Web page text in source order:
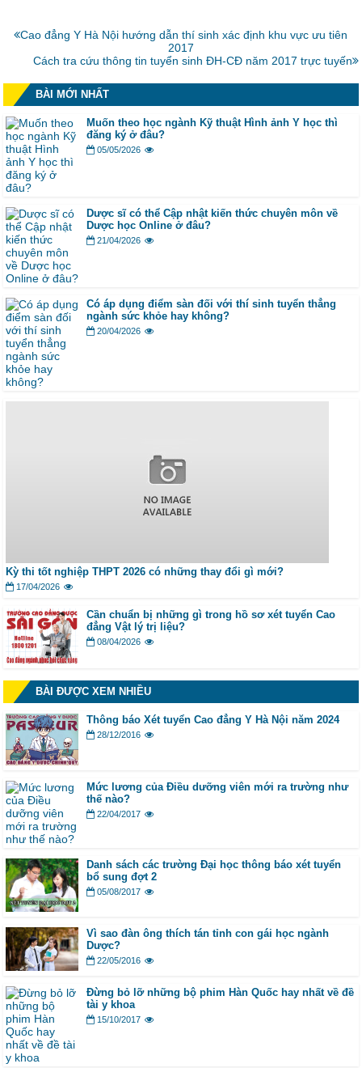
Bài
Cao đẳng Y Hà Nội hướng dẫn thí sinh xác định khu vực ưu tiên
2017
Bài
Cách tra cứu thông tin tuyển sinh ĐH-CĐ năm 2017 trực tuyến
BÀI MỚI NHẤT
Muốn theo học ngành Kỹ thuật Hình ảnh Y học thì
đăng ký ở đâu?
05/05/2026
Dược sĩ có thể Cập nhật kiến thức chuyên môn về
Dược học Online ở đâu?
21/04/2026
Có áp dụng điểm sàn đối với thí sinh tuyển thẳng
ngành sức khỏe hay không?
20/04/2026
Kỳ thi tốt nghiệp THPT 2026 có những thay đổi gì mới?
17/04/2026
Cần chuẩn bị những gì trong hồ sơ xét tuyển Cao
đẳng Vật lý trị liệu?
08/04/2026
BÀI ĐƯỢC XEM NHIỀU
Thông báo Xét tuyển Cao đẳng Y Hà Nội năm 2024
28/12/2016
Mức lương của Điều dưỡng viên mới ra trường như
thế nào?
22/04/2017
Danh sách các trường Đại học thông báo xét tuyển
bổ sung đợt 2
05/08/2017
Vì sao đàn ông thích tán tỉnh con gái học ngành
Dược?
22/05/2016
Đừng bỏ lỡ những bộ phim Hàn Quốc hay nhất về đề
tài y khoa
15/10/2017